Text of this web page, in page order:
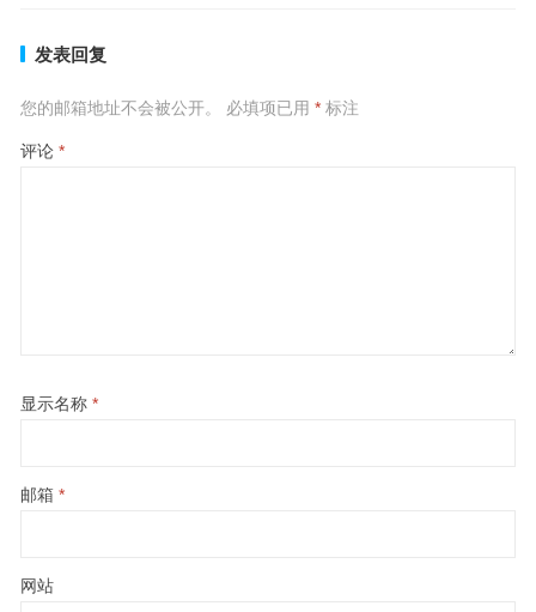
发表回复
您的邮箱地址不会被公开。 必填项已用 *标注
评论 *
显示名称 *
邮箱 *
网站